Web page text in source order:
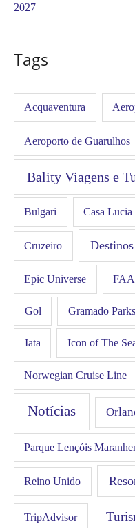
2027
Tags
Acquaventura
Aeroporto de Guarulhos
Bality Viagens e
Bulgari Casa Lucia
Cruzeiro Destinos
Epic Universe FAA
Gol Gramado Parks
Iata Icon of The
Norwegian Cruise Line
Notícias
Parque Lençóis
Reino Unido
TripAdvisor